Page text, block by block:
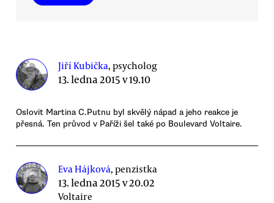
Jiří Kubička, psycholog
13. ledna 2015 v 19.10
Oslovit Martina C.Putnu byl skvělý nápad a jeho reakce je
přesná. Ten průvod v Paříži šel také po Boulevard Voltaire.
Eva Hájková, penzistka
13. ledna 2015 v 20.02
Voltaire